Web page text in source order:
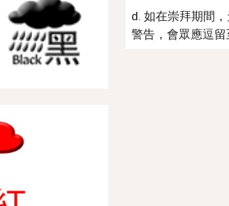
d. 如在崇拜期間
警告，會眾應逗留